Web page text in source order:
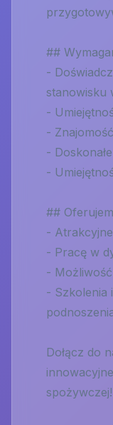
##
-
stanowisku
-
-
-
-
##
-
- Pracę w
-
- Szkolenia
Dołącz do
spożywczej!